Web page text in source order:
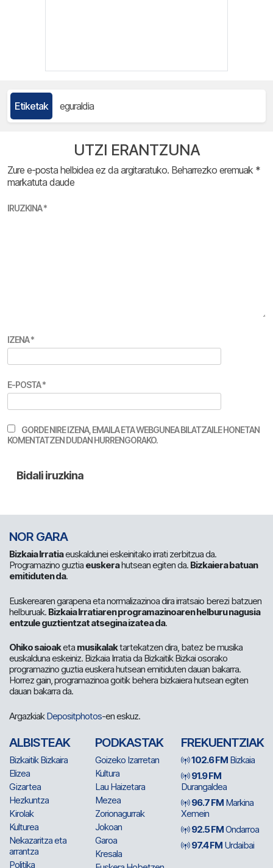
Etiketak eguraldia
UTZI ERANTZUNA
Zure e-posta helbidea ez da argitaratuko. Beharrezko eremuak *
markatuta daude
IRUZKINA*
IZENA*
E-POSTA*
GORDE NIRE IZENA, EMAILA ETA WEBGUNEA BILATZAILE HONETAN
KOMENTATZEN DUDAN HURRENGORAKO.
NOR GARA
Bizkaia Irratiaeuskaldunei eskeinitako irrati zerbitzua da.
Programazino guztia euskerahutsean egiten da. Bizkaiera batuan
emitiduten da.
Euskerearen garapena eta normalizazinoa dira irratsaio berezi batzuen
helburuak. Bizkaia Irratiaren programazinoaren helburu nagusia
entzule guztientzat atsegina izatea da.
Ohiko saioaketa musikalaktartekatzen dira, batez be musika
euskalduna eskeiniz. Bizkaia Irratia da Bizkaitik Bizkai osorako
programazino guztia euskera hutsean emitiduten dauan bakarra.
Horrez gain, programazinoa goitik behera bizkaiera hutsean egiten
dauan bakarra da.
ArgazkiakDepositphotos-en eskuz.
ALBISTEAK
Bizkaitik Bizkaira
Elizea
Gizartea
Hezkuntza
Kirolak
Kulturea
Nekazaritza eta
arrantza
Politika
PODKASTAK
Goizeko Izarretan
Kultura
Lau Haizetara
Mezea
Zorionagurrak
Jokoan
Garoa
Kresala
FREKUENTZIAK
102.6 FM Bizkaia
91.9 FM
Durangaldea
96.7 FM Markina
Xemein
92.5 FMOndarroa
97.4 FM Urdaibai